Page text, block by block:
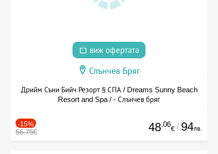
виж офертата
Слънчев Бряг
Дрийм Съни Бийч Резорт § СПА / Dreams Sunny Beach
Resort and Spa / - Слънчев бряг
-15%
56.75€ 48.06
€ / 94лв.